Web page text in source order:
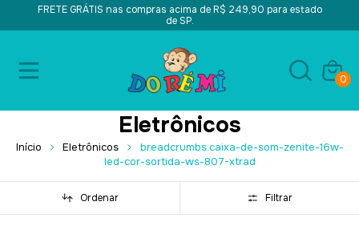
FRETE GRÁTIS nas compras acima de R$ 249,90 para estado
de SP.
0
Eletrônicos
Início Eletrônicos
breadcrumbs.caixa-de-som-zenite-16w-
led-cor-sortida-ws-807-xtrad
Ordenar Filtrar